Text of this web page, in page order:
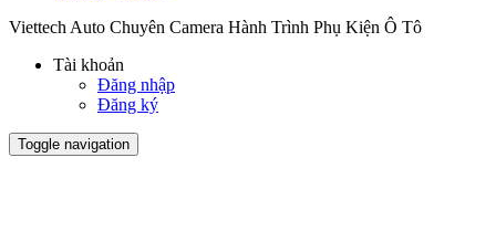
Viettech Auto Chuyên Camera Hành Trình Phụ Kiện Ô Tô
Tài khoản
Đăng nhập
Đăng ký
Toggle navigation